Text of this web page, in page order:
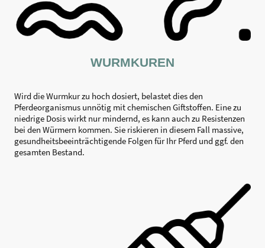
WURMKUREN
Wird die Wurmkur zu hoch dosiert, belastet dies den
Pferdeorganismus unnötig mit chemischen Giftstoffen. Eine zu
niedrige Dosis wirkt nur mindernd, es kann auch zu Resistenzen
bei den Würmern kommen. Sie riskieren in diesem Fall massive,
gesundheitsbeeinträchtigende Folgen für Ihr Pferd und ggf. den
gesamten Bestand.